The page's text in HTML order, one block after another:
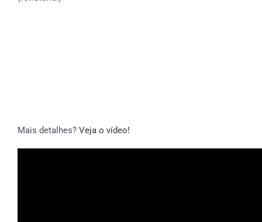
Mais detalhes? Veja o vídeo!